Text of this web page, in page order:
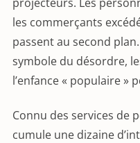
les commerçants
passent au second
symbole du désordre,
l’enfance « populaire »
Connu des services de
cumule une dizaine